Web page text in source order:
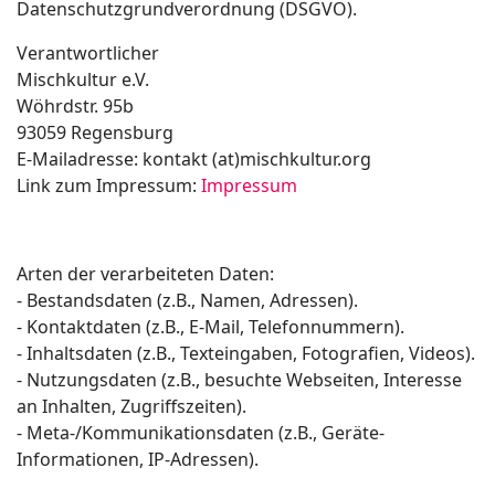
Datenschutzgrundverordnung (DSGVO).
Verantwortlicher
Mischkultur e.V.
Wöhrdstr. 95b
93059 Regensburg
E-Mailadresse: kontakt (at)mischkultur.org
Link zum Impressum: Impressum
Arten der verarbeiteten Daten:
- Bestandsdaten (z.B., Namen, Adressen).
- Kontaktdaten (z.B., E-Mail, Telefonnummern).
- Inhaltsdaten (z.B., Texteingaben, Fotografien, Videos).
- Nutzungsdaten (z.B., besuchte Webseiten, Interesse
an Inhalten, Zugriffszeiten).
- Meta-/Kommunikationsdaten (z.B., Geräte-
Informationen, IP-Adressen).